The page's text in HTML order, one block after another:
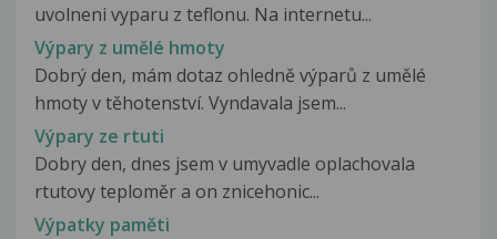
uvolneni vyparu z teflonu. Na internetu...
Výpary z umělé hmoty
Dobrý den, mám dotaz ohledně výparů z umělé
hmoty v těhotenství. Vyndavala jsem...
Výpary ze rtuti
Dobry den, dnes jsem v umyvadle oplachovala
rtutovy teploměr a on znicehonic...
Výpatky paměti